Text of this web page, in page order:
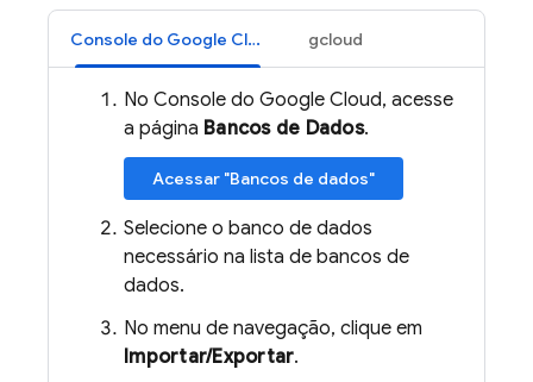
Console do Google Cloud gcloud
No Console do Google Cloud, acesse
a página Bancos de Dados.
Acessar "Bancos de dados"
Selecione o banco de dados
necessário na lista de bancos de
dados.
No menu de navegação, clique em
Importar/Exportar.